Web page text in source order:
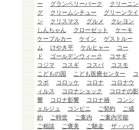
ー
グランベリーパーク
クリーニン
グ
クリームシチュー
グリーンライ
ン
クリスマス グルメ
クレヨン
しんちゃん
クローゼット
ケーキ
ケーブルカー
ケイン
ゲストルー
ム
けやき平 ケルヒャー
コー
ド
ゴールデンウィーク
コサギ
コジマ
コスギ コスパ
コスモ
こどもの国
こども医療センター
コ
ラボ
コロッケ コロナ
コロナウ
ィルス
コロナショック
コロナの影
響
コロナ影響 コロナ禍
コンシ
ェルジュ
コンビニ ご契約
ご成
約
ご時世 ご案内
ご案内可能
ご相談
ご褒美 ご馳走
ザ・ハウ